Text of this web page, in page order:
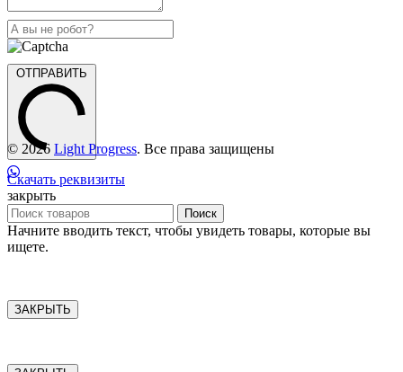
ОТПРАВИТЬ
© 2026 Light Progress. Все права защищены
Скачать реквизиты
закрыть
Поиск
Начните вводить текст, чтобы увидеть товары, которые вы
ищете.
ЗАКРЫТЬ